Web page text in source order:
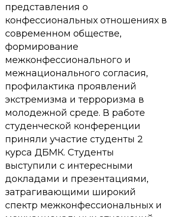
представления о
конфессиональных отношениях в
современном обществе,
формирование
межконфессионального и
межнационального согласия,
профилактика проявлений
экстремизма и терроризма в
молодежной среде. В работе
студенческой конференции
приняли участие студенты 2
курса ДБМК. Студенты
выступили с интересными
докладами и презентациями,
затрагивающими широкий
спектр межконфессиональных и